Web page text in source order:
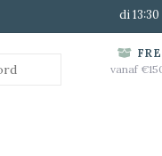
di
vanaf